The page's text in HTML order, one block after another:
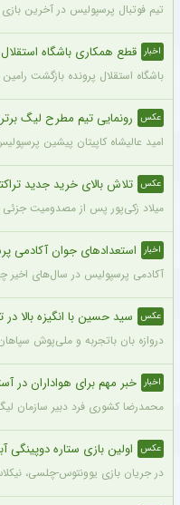
تیم فوتبال پرسپولیس در آخرین
اخبار قطع همکاری باشگاه استقلال
باشگاه استقلال پرونده بازگشت
عکس رونمایی تیم مطرح لیگ
امید عالیشاه کاپیتان پیشین
عکس تلاش بالای خرید جدید
میلاد زکی‌پور پس از مصدومیت جزئی
اخبار استعدادهای جوان آکادمی
آکادمی پرسپولیس در سال‌های اخیر
عکس سید حسین با انگیزه بالا
دروازه بان باتجربه و ملی‌پوش
اخبار خبر مهم برای هواداران در
محمدرضا کشوری فرد دبیر سازمان
عکس اولین بازی ستاره دوپینگی آبی پوشان
در جریان بازی یوونتوس-چلسی، نیکلاس جکسون تنها پس از ۳۵ دقیقه حضور در زمین تعویض شد و در همین مسابقه